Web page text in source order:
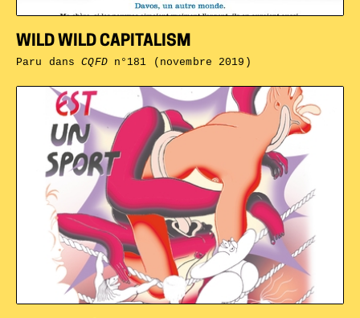
WILD WILD CAPITALISM
Paru dansCQFDn°181 (novembre 2019)